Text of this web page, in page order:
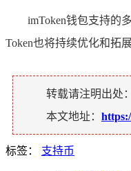
imToken钱包支持的
Token也将持续优化和拓
转载请注明出处：
本文地址：
标签： 支持币